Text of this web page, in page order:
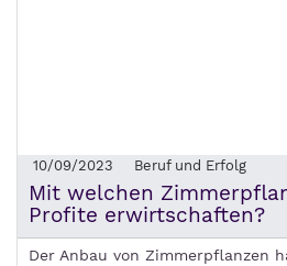
10/09/2023 Beruf und Erfolg
Mit welchen
Profite erwirtschaften?
Der Anbau von Zimmerpflanzen